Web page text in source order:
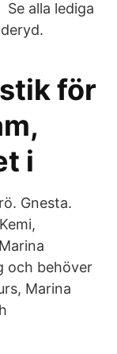
alla lediga
för
i
Gnesta.
och behöver
Marina